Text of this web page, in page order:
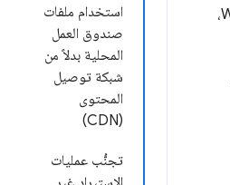
استخدام ملفات
صندوق العمل
المحلية بدلاً من
شبكة توصيل
المحتوى
(CDN)
تجنُّب عمليات
طريقة سهلة جدًا لبدء الاستخدام والتشغيل. مع وحدات Workbox، وتبسيط تحميل وحدات Workbox،